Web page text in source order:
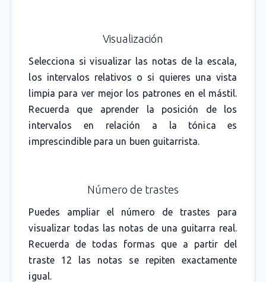
Visualización
Selecciona si visualizar las notas de la escala,
los intervalos relativos o si quieres una vista
limpia para ver mejor los patrones en el mástil.
Recuerda que aprender la posición de los
intervalos en relación a la tónica es
imprescindible para un buen guitarrista.
Número de trastes
Puedes ampliar el número de trastes para
visualizar todas las notas de una guitarra real.
Recuerda de todas formas que a partir del
traste 12 las notas se repiten exactamente
igual.